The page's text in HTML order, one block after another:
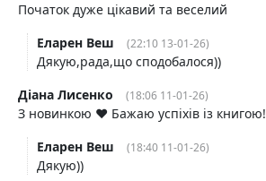
Початок дуже цікавий та веселий
Еларен Веш
(22:10 13-01-26)
Дякую,рада,що сподобалося))
Діана Лисенко
(18:06 11-01-26)
З новинкою ❤️ Бажаю успіхів із книгою!
Еларен Веш
(18:40 11-01-26)
Дякую))